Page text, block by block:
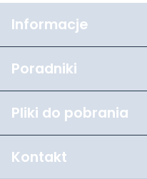
Informacje
Poradniki
Pliki do pobrania
Kontakt